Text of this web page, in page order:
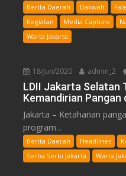
Berita Daerah Dakwah
Kegiatan
Media Capture
Warta Jakarta
18/Jun/2020 admin_2
LDII Jakarta Selatan
Kemandirian Pangan
Jakarta – Ketahanan
program...
Berita Daerah Headlines
Serba Serbi Jakarta
Warta